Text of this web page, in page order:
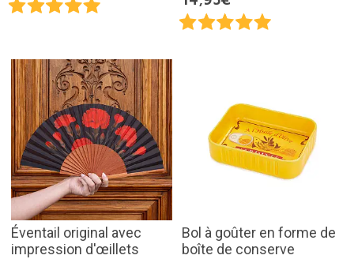
Éventail original avec
impression d'œillets
Bol à goûter en forme de
boîte de conserve